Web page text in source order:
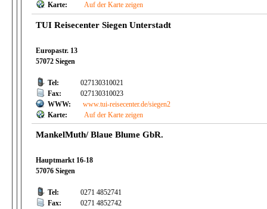
Karte:
Auf der Karte zeigen
TUI Reisecenter Siegen Unterstadt
Europastr. 13
57072 Siegen
Tel:
027130310021
Fax:
027130310023
WWW:
www.tui-reisecenter.de/siegen2
Karte:
Auf der Karte zeigen
MankelMuth/ Blaue Blume GbR.
Hauptmarkt 16-18
57076 Siegen
Tel:
0271 4852741
Fax:
0271 4852742